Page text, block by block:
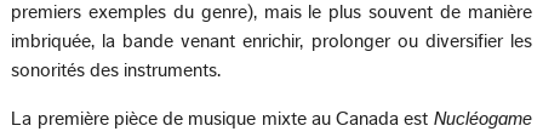
premiers exemples du genre), mais le plus souvent de manière
imbriquée, la bande venant enrichir, prolonger ou diversifier les
sonorités des instruments.
La première pièce de musique mixte au Canada est Nucléogame